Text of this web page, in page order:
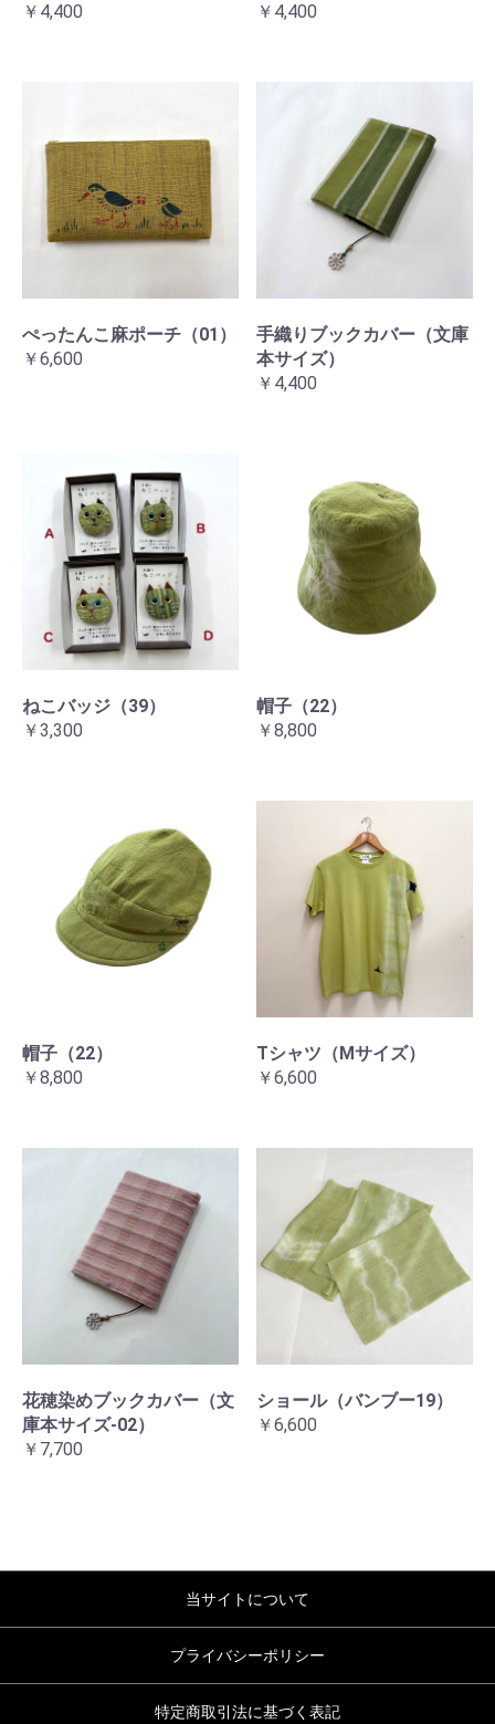
￥4,400
￥4,400
ぺったんこ麻ポーチ（01）
￥6,600
手織りブックカバー（文庫
本サイズ）
￥4,400
ねこバッジ（39）
￥3,300
帽子（22）
￥8,800
帽子（22）
￥8,800
Tシャツ（Mサイズ）
￥6,600
花穂染めブックカバー（文
庫本サイズ-02）
￥7,700
ショール（バンブー19）
￥6,600
当サイトについて
プライバシーポリシー
特定商取引法に基づく表記